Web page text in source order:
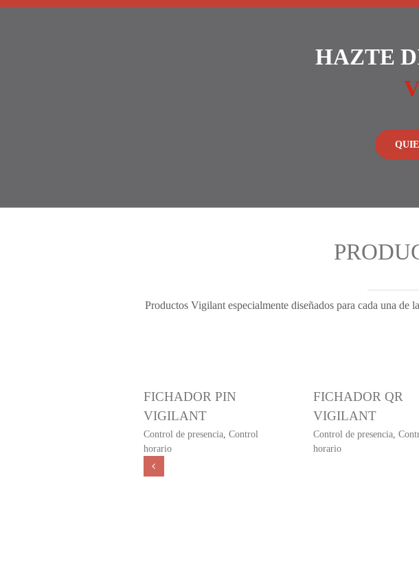
HAZTE
Productos Vigilant especialmente diseñados para cada una de
FICHADOR PIN
VIGILANT
Control de presencia, Control
horario
FICHADOR QR
VIGILANT
Control de presencia,
horario